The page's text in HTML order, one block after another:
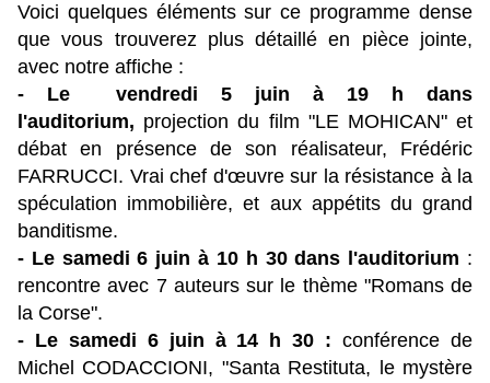
Voici quelques éléments sur ce programme dense
que vous trouverez plus détaillé en pièce jointe,
avec notre affiche :
- Le vendredi 5 juin à 19 h dans
l'auditorium, projection du film "LE MOHICAN" et
débat en présence de son réalisateur, Frédéric
FARRUCCI. Vrai chef d'œuvre sur la résistance à la
spéculation immobilière, et aux appétits du grand
banditisme.
- Le samedi 6 juin à 10 h 30 dans l'auditorium :
rencontre avec 7 auteurs sur le thème "Romans de
la Corse".
- Le samedi 6 juin à 14 h 30 : conférence de
Michel CODACCIONI, "Santa Restituta, le mystère